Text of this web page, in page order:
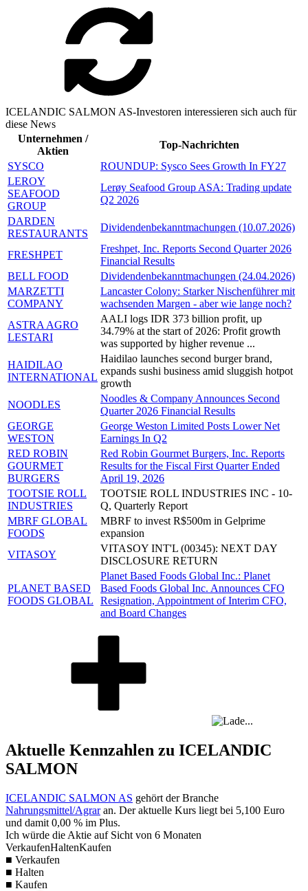
ICELANDIC SALMON AS-Investoren interessieren sich auch für
diese News
Unternehmen /
Aktien
Top-Nachrichten
SYSCO
ROUNDUP: Sysco Sees Growth In FY27
LEROY
SEAFOOD
GROUP
Lerøy Seafood Group ASA: Trading update
Q2 2026
DARDEN
RESTAURANTS
Dividendenbekanntmachungen (10.07.2026)
FRESHPET
Freshpet, Inc. Reports Second Quarter 2026
Financial Results
BELL FOOD
Dividendenbekanntmachungen (24.04.2026)
MARZETTI
COMPANY
Lancaster Colony: Starker Nischenführer mit
wachsenden Margen - aber wie lange noch?
ASTRA AGRO
LESTARI
AALI logs IDR 373 billion profit, up
34.79% at the start of 2026: Profit growth
was supported by higher revenue ...
HAIDILAO
INTERNATIONAL
Haidilao launches second burger brand,
expands sushi business amid sluggish hotpot
growth
NOODLES
Noodles & Company Announces Second
Quarter 2026 Financial Results
GEORGE
WESTON
George Weston Limited Posts Lower Net
Earnings In Q2
RED ROBIN
GOURMET
BURGERS
Red Robin Gourmet Burgers, Inc. Reports
Results for the Fiscal First Quarter Ended
April 19, 2026
TOOTSIE ROLL
INDUSTRIES
TOOTSIE ROLL INDUSTRIES INC - 10-
Q, Quarterly Report
MBRF GLOBAL
FOODS
MBRF to invest R$500m in Gelprime
expansion
VITASOY
VITASOY INT'L (00345): NEXT DAY
DISCLOSURE RETURN
PLANET BASED
FOODS GLOBAL
Planet Based Foods Global Inc.: Planet
Based Foods Global Inc. Announces CFO
Resignation, Appointment of Interim CFO,
and Board Changes
Aktuelle Kennzahlen zu ICELANDIC
SALMON
ICELANDIC SALMON AS gehört der Branche
Nahrungsmittel/Agraran. Der aktuelle Kurs liegt bei 5,100 Euro
und damit 0,00 % im Plus.
Ich würde die Aktie auf Sicht von 6 Monaten
VerkaufenHaltenKaufen
■ Verkaufen
■ Halten
■ Kaufen